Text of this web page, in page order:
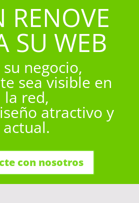
RENOVE
SU WEB
negocio,
sea visible en
la red,
atractivo y
actual.
con nosotros